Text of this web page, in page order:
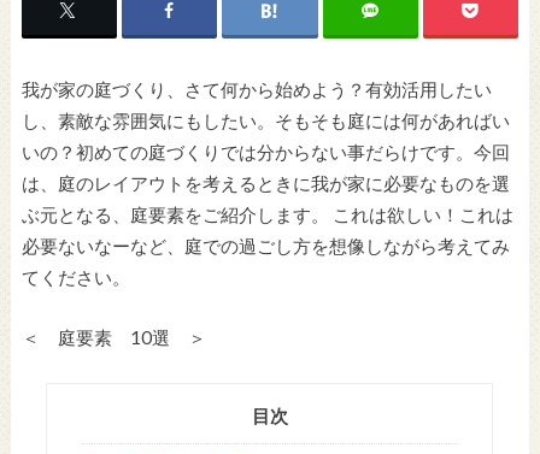
我が家の庭づくり、さて何から始めよう？有効活用したい
し、素敵な雰囲気にもしたい。そもそも庭には何があればい
いの？初めての庭づくりでは分からない事だらけです。今回
は、庭のレイアウトを考えるときに我が家に必要なものを選
ぶ元となる、庭要素をご紹介します。 これは欲しい！これは
必要ないなーなど、庭での過ごし方を想像しながら考えてみ
てください。
＜ 庭要素 10選 ＞
目次